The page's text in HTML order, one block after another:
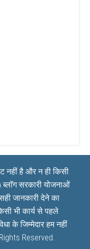
नहीं है और न ही किसी
ब्लॉग सरकारी योजनाओं
जानकारी देने का
भी कार्य से पहले
के जिम्मेदार हम नहीं
Reserved.